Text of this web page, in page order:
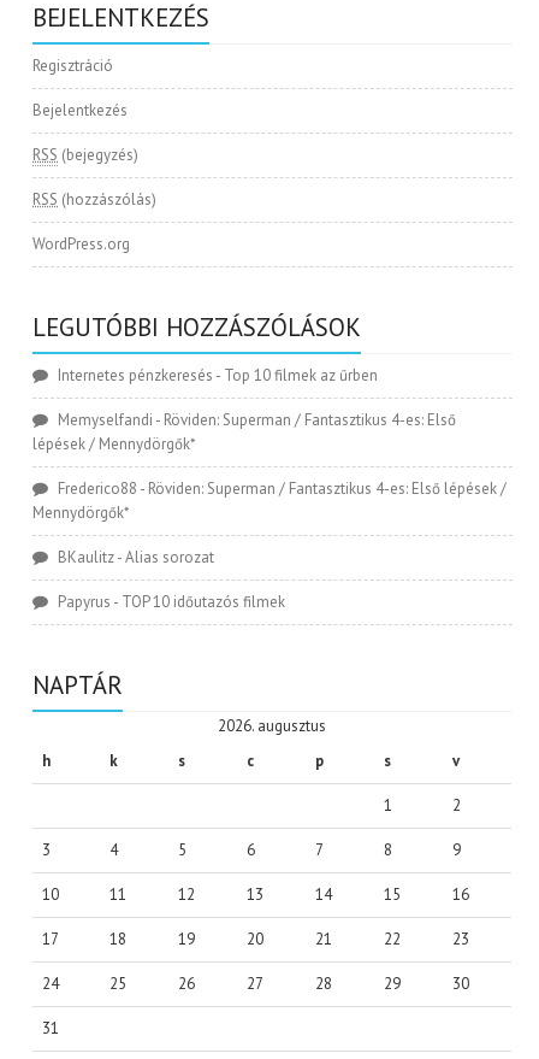
BEJELENTKEZÉS
Regisztráció
Bejelentkezés
RSS (bejegyzés)
RSS (hozzászólás)
WordPress.org
LEGUTÓBBI HOZZÁSZÓLÁSOK
Internetes pénzkeresés - Top 10 filmek az űrben
Memyselfandi - Röviden: Superman / Fantasztikus 4-es: Első
lépések / Mennydörgők*
Frederico88 - Röviden: Superman / Fantasztikus 4-es: Első lépések /
Mennydörgők*
BKaulitz-Alias sorozat
Papyrus - TOP 10 időutazós filmek
NAPTÁR
2026. augusztus
h
k s c p s v
1 2
3 4 5 6 7 8 9
10 11 12 13 14 15 16
17 18 19 20 21 22 23
24 25 26 27 28 29 30
31